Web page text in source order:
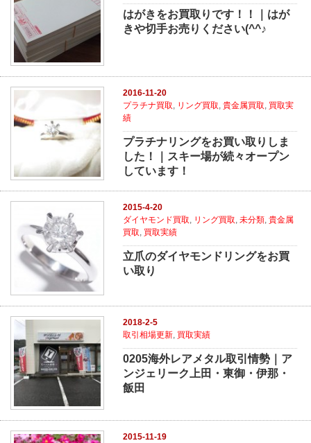
はがきをお買取りです！！｜はが
きや切手お売りください(^^♪
2016-11-20
プラチナ買取, リング買取,貴金属買取, 買取実
績
プラチナリングをお買い取りしま
した！｜スキー場が続々オープン
しています！
2015-4-20
ダイヤモンド買取, リング買取,未分類,貴金属
買取, 買取実績
立爪のダイヤモンドリングをお買
い取り
2018-2-5
取引相場更新 買取実績
0205海外レアメタル取引情勢｜ア
ンジェリーク上田・東御・伊那・
飯田
2015-11-19